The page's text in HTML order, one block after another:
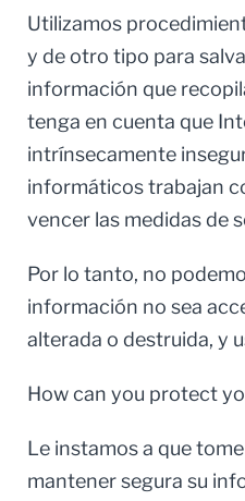
Utilizamos
y de otro tipo para
información que
tenga en cuenta que
intrínsecamente
informáticos trabajan
vencer las medidas de
Por lo tanto, no
información no sea
alterada o destruida, y
How can you protect
Le instamos a que
mantener segura su